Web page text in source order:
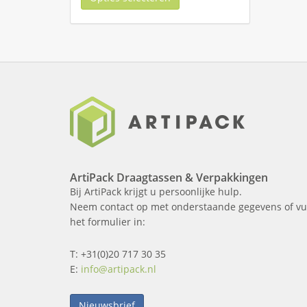
ArtiPack Draagtassen & Verpakkingen
Bij ArtiPack krijgt u persoonlijke hulp.
Neem contact op met onderstaande gegevens of
het formulier in:
T: +31(0)20 717 30 35
E: info@artipack.nl